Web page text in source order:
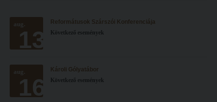
aug.
13
Reformátusok Szárszói Konferenciája
Következő események
aug.
16
Károli Gólyatábor
Következő események